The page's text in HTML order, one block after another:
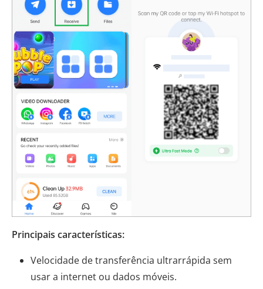
Principais características:
Velocidade de transferência ultrarrápida sem
usar a internet ou dados móveis.